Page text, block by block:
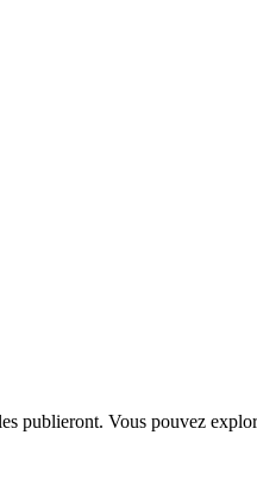
publieront. Vous pouvez